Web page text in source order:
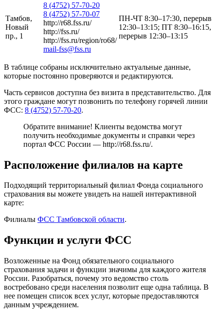
Тамбов,
Новый
пр., 1
8 (4752) 57-70-20
8 (4752) 57-70-07
http://r68.fss.ru/
http://fss.ru/
http://fss.ru/region/ro68/
mail-fss@fss.ru
ПН-ЧТ 8:30–17:30, перерыв
12:30–13:15; ПТ 8:30–16:15,
перерыв 12:30–13:15
В таблице собраны исключительно актуальные данные,
которые постоянно проверяются и редактируются.
Часть сервисов доступна без визита в представительство. Для
этого граждане могут позвонить по телефону горячей линии
ФСС: 8 (4752) 57-70-20.
Обратите внимание! Клиенты ведомства могут
получить необходимые документы и справки через
портал ФСС России — http://r68.fss.ru/.
Расположение филиалов на карте
Подходящий территориальный филиал Фонда социального
страхования вы можете увидеть на нашей интерактивной
карте:
Филиалы ФСС Тамбовской области.
Функции и услуги ФСС
Возложенные на Фонд обязательного социального
страхования задачи и функции значимы для каждого жителя
России. Разобраться, почему это ведомство столь
востребовано среди населения позволит еще одна таблица. В
нее помещен список всех услуг, которые предоставляются
данным учреждением.